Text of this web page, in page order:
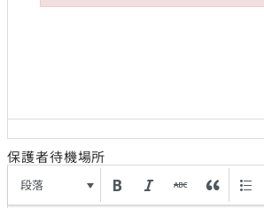
保護者待機場所
段落
Failed to initialize plugin: wplink